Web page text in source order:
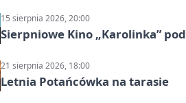
15 sierpnia 2026, 20:00
Sierpniowe Kino „Karolinka”
21 sierpnia 2026, 18:00
Letnia Potańcówka na tarasie